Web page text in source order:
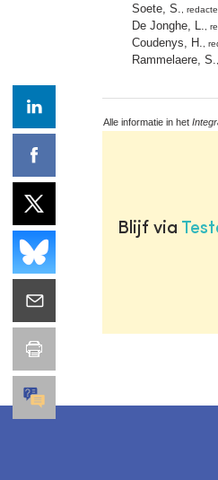
Soete, S. ,
De Jonghe, L. ,
Coudenys, H. ,
Rammelaere, S.
Alle informatie in het
Blijf via